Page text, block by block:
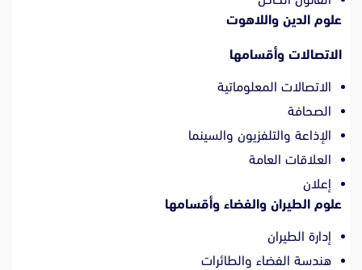
علوم الدين واللاهوت
الاتصالات وأقسامها
الاتصالات المعلوماتية
الصحافة
الإذاعة والتلفزيون والسينما
العلاقات العامة
إعلان
علوم الطيران والفضاء وأقسامها
إدارة الطيران
هندسة الفضاء والطائرات